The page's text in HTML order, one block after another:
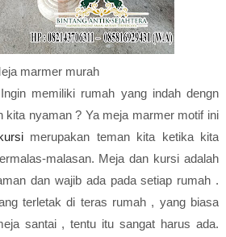
marmer murah
memiliki rumah yang indah dengn
kita nyaman ? Ya meja marmer motif ini
merupakan teman kita ketika kita
malasan. Meja dan kursi adalah
dan wajib ada pada setiap rumah .
terletak di teras rumah , yang biasa
santai , tentu itu sangat harus ada.